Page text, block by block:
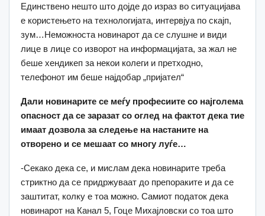
Единствено нешто што дојде до израз во ситуацијава
е користењето на технологијата, интервјуа по скајп,
зум…Неможноста новинарот да се слушне и види
лице в лице со изворот на информацијата, за жал не
беше хендикеп за некои колеги и претходно,
телефонот им беше најдобар „пријател“
Дали новинарите се меѓу професиите со најголема
опасност да се заразат со оглед на фактот дека тие
имаат дозвола за следење на настаните на
отворено и се мешаат со многу луѓе…
-Секако дека се, и мислам дека новинарите треба
стриктно да се придржуваат до препораките и да се
заштитат, колку е тоа можно. Самиот податок дека
новинарот на Канал 5, Гоце Михајловски со тоа што